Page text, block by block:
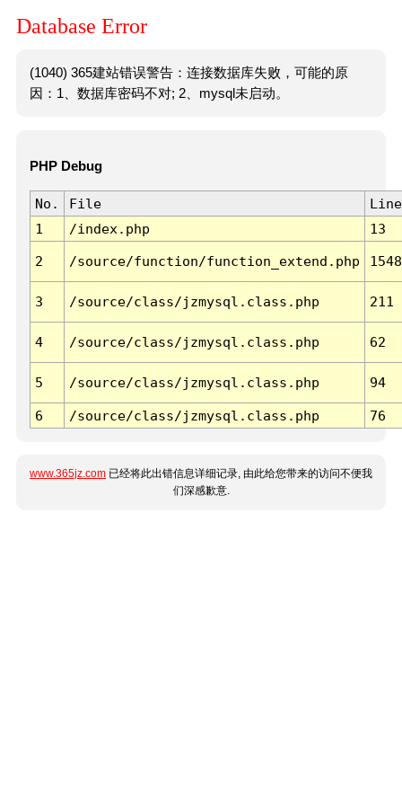
Database Error
(1040) 365建站错误警告：连接数据库失败，可能的原
因：1、数据库密码不对; 2、mysql未启动。
PHP Debug
No. File
Line
1
/index.php 13
2 /source/function/function_extend.php 1548
3 /source/class/jzmysql.class.php 211
4 /source/class/jzmysql.class.php 62
5 /source/class/jzmysql.class.php 94
6 /source/class/jzmysql.class.php 76
www.365jz.com 已经将此出错信息详细记录, 由此给您带来的访问不便我
们深感歉意.